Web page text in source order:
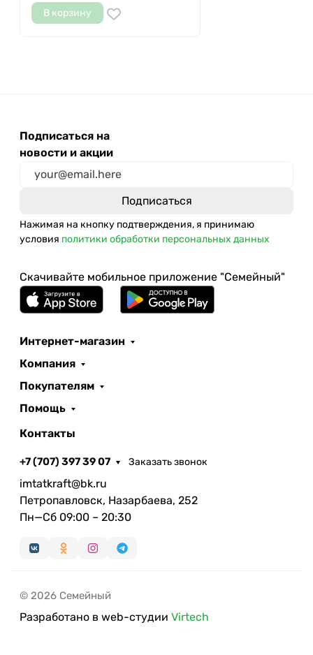
В корзину
Подписаться на
новости и акции
Нажимая на кнопку подтверждения, я принимаю
условия политики обработки персональных данных
Скачивайте мобильное приложение "Семейный"
Интернет-магазин
Компания
Покупателям
Помощь
Контакты
+7 (707) 397 39 07 Заказать звонок
imtatkraft@bk.ru
Петропавловск, Назарбаева, 252
Пн—Сб 09:00 – 20:30
© 2026 Семейный
Разработано в web-студии Virtech